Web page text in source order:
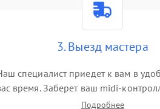
Подробнее
500 ₽
3. Выезд мастера
специалист приедет к вам в
время. Заберет ваш midi-
привезет на склад для диагностики.
Подробнее